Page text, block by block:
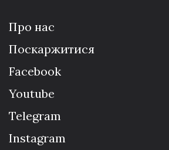
Про нас
Поскаржитися
Facebook
Youtube
Telegram
Instagram